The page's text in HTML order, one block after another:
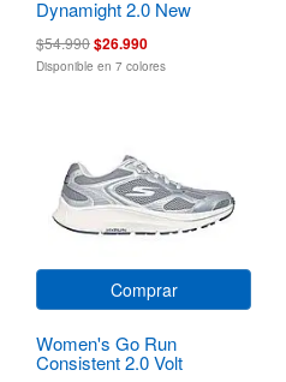
Dynamight 2.0 New
Heights
$54.990$26.990
Disponible en 7 colores
Comprar
Women's Go Run
Consistent 2.0 Volt